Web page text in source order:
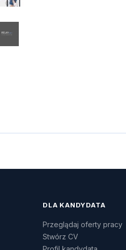
DLA KANDYDATA
Przeglądaj oferty pracy
Stwórz CV